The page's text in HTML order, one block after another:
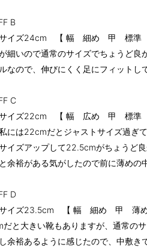
B
サイズ24cm 【 幅 細め 甲 標準
細いので通常のサイズでちょうど良
なので、伸びにくく足にフィットし
C
サイズ22cm 【 幅 広め 甲 標準
には22cmだとジャストサイズ過ぎて
イズアップして22.5cmがちょうど良
余裕がある気がしたので前に薄めの
D
サイズ23.5cm 【 幅 細め 甲 薄
と大きい靴もありますが、通常のサ
余裕あるように感じたので、中敷き